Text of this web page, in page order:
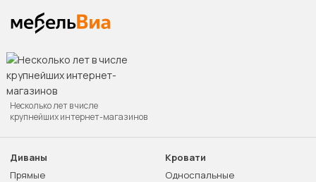
Несколько лет в числе
крупнейших интернет-магазинов
Диваны
Прямые
Кровати
Односпальные